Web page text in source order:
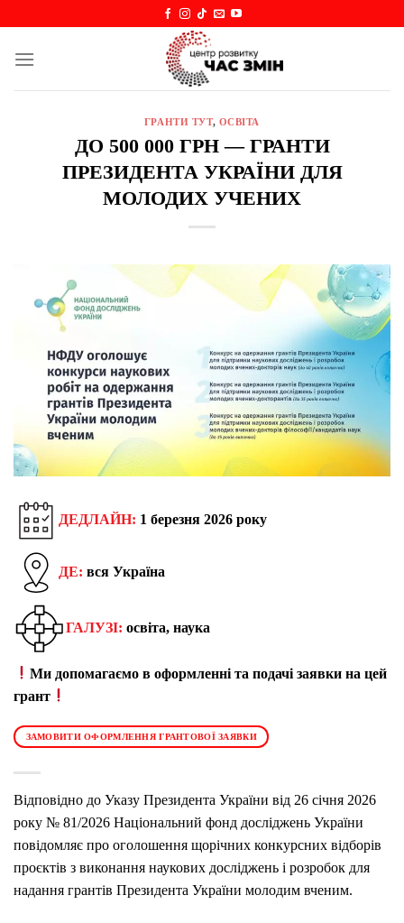
content
ГРАНТИ ТУТ, ОСВІТА
ДО 500 000 ГРН — ГРАНТИ
ПРЕЗИДЕНТА УКРАЇНИ ДЛЯ
МОЛОДИХ УЧЕНИХ
ДЕДЛАЙН: 1 березня 2026 року
ДЕ: вся Україна
ГАЛУЗІ: освіта, наука
Ми допомагаємо в оформленні та подачі заявки на цей
грант
ЗАМОВИТИ ОФОРМЛЕННЯ ГРАНТОВОЇ ЗАЯВКИ
Відповідно до Указу Президента України від 26 січня 2026
року № 81/2026 Національний фонд досліджень України
повідомляє про оголошення щорічних конкурсних відборів
проєктів з виконання наукових досліджень і розробок для
надання грантів Президента України молодим вченим.